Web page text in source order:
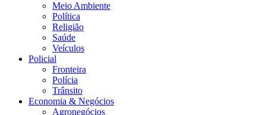
Meio Ambiente
Política
Religião
Saúde
Veículos
Policial
Fronteira
Polícia
Trânsito
Economia & Negócios
Agronegócios